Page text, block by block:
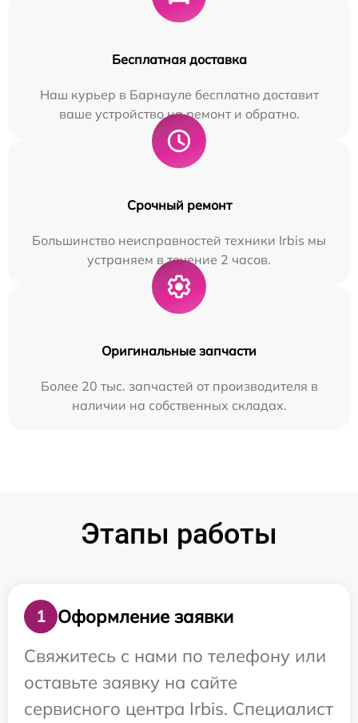
Бесплатная доставка
Наш курьер в Барнауле бесплатно доставит
ваше устройство на ремонт и обратно.
Срочный ремонт
Большинство неисправностей техники Irbis мы
устраняем в течение 2 часов.
Оригинальные запчасти
Более 20 тыс. запчастей от производителя в
наличии на собственных складах.
Этапы работы
1
Оформление заявки
Свяжитесь с нами по телефону или
оставьте заявку на сайте
сервисного центра Irbis. Специалист